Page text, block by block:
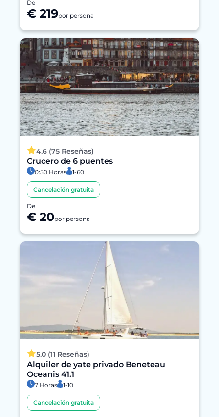
De
€ 219por persona
4.6 (75 Reseñas)
Crucero de 6 puentes
0:50 Horas 1-60
Cancelación gratuita
De
€ 20por persona
5.0 (11 Reseñas)
Alquiler de yate privado Beneteau
Oceanis 41.1
7 Horas 1-10
Cancelación gratuita